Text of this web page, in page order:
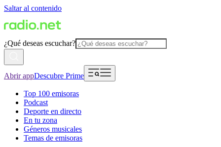
Saltar al contenido
¿Qué deseas escuchar?
Abrir appDescubre Prime
Top 100 emisoras
Podcast
Deporte en directo
En tu zona
Géneros musicales
Temas de emisoras